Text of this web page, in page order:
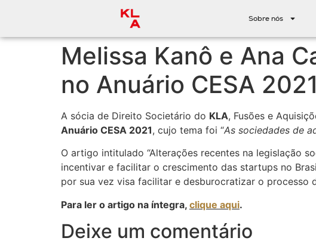
Sobre nós
Melissa Kanô e Ana
no Anuário CESA 2021
A sócia de Direito Societário do KLA, Fusões e
Anuário CESA 2021, cujo tema foi “As sociedades de
O artigo intitulado “Alterações recentes na legislação
incentivar e facilitar o crescimento das startups no
por sua vez visa facilitar e desburocratizar o processo
Para ler o artigo na íntegra, clique aqui.
Deixe um comentário